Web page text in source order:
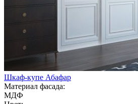
Шкаф-купе Абафар
Материал фасада:
МДФ